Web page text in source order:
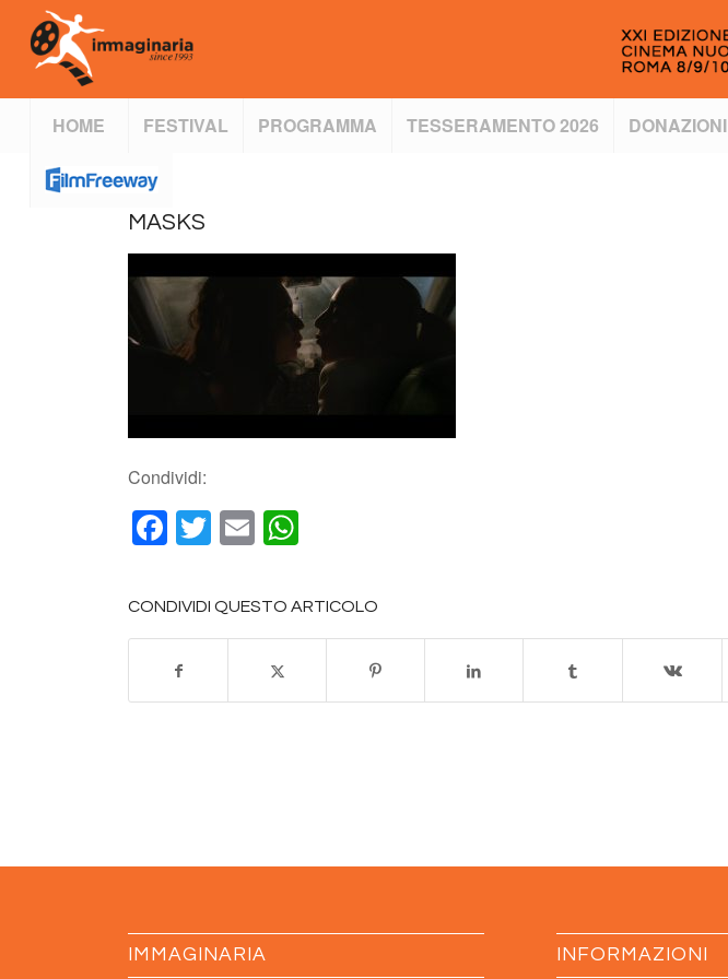
HOME FESTIVAL PROGRAMMA TESSERAMENTO 2026 DONAZIONI
MASKS
Condividi:
Facebook
Twitter
Email
CONDIVIDI QUESTO ARTICOLO
IMMAGINARIA INFORMAZIONI